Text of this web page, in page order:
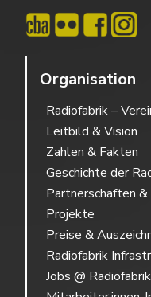
Organisation
Radiofabrik –
Leitbild & Vision
Zahlen & Fakten
Geschichte der
Partnerschaften
Projekte
Preise &
Radiofabrik
Jobs @ Radiofabrik